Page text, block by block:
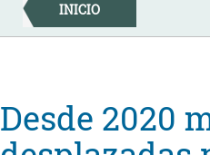
INICIO
Desde 2020